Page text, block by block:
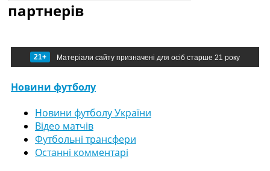
партнерів
21+ Матеріали сайту призначені для осіб старше 21 року
Новини футболу
Новини футболу України
Відео матчів
Футбольні трансфери
Останні комментарі